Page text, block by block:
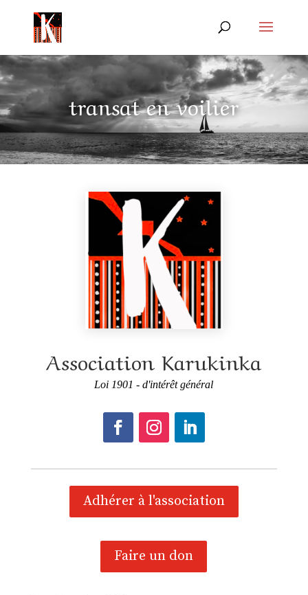
transat en voilier
Association Karukinka
Loi 1901 - d'intérêt général
Adhérer à l'association
Faire un don